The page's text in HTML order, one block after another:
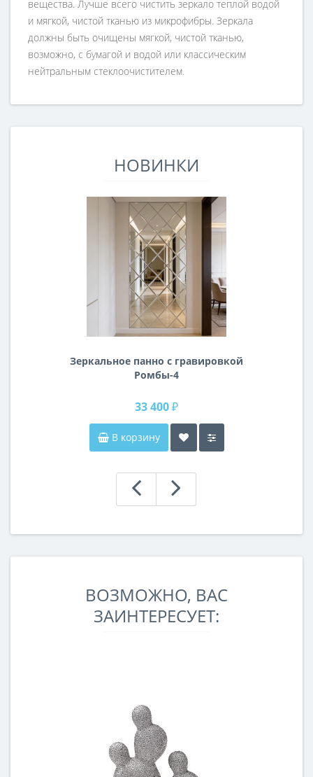
вещества. Лучше всего чистить зеркало теплой водой
и мягкой, чистой тканью из микрофибры. Зеркала
должны быть очищены мягкой, чистой тканью,
возможно, с бумагой и водой или классическим
нейтральным стеклоочистителем.
НОВИНКИ
Зеркальное панно с гравировкой
Ромбы-4
33 400 ₽
В корзину
ВОЗМОЖНО, ВАС
ЗАИНТЕРЕСУЕТ: